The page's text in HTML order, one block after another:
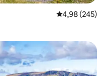
4,98 de uma
4,98 (245)